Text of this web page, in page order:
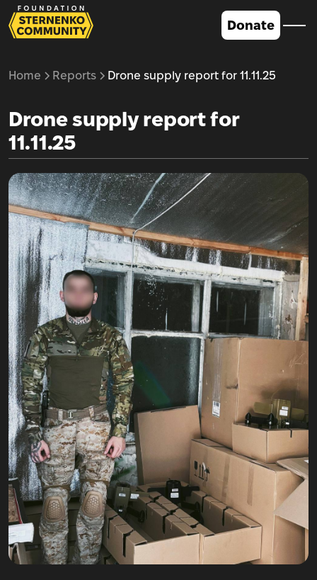
Donate
Home Reports Drone supply report for 11.11.25
Drone supply report for
11.11.25